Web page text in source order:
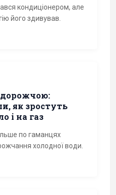
кондиціонером, але
його здивував.
як зростуть
і на газ
по гаманцях
холодної води.